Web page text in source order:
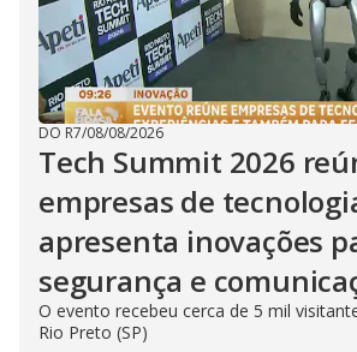
DO R7/08/08/2026
Tech Summit 2026
empresas de
apresenta inovações
segurança e
O evento recebeu cerca de 5 mil
Rio Preto (SP)